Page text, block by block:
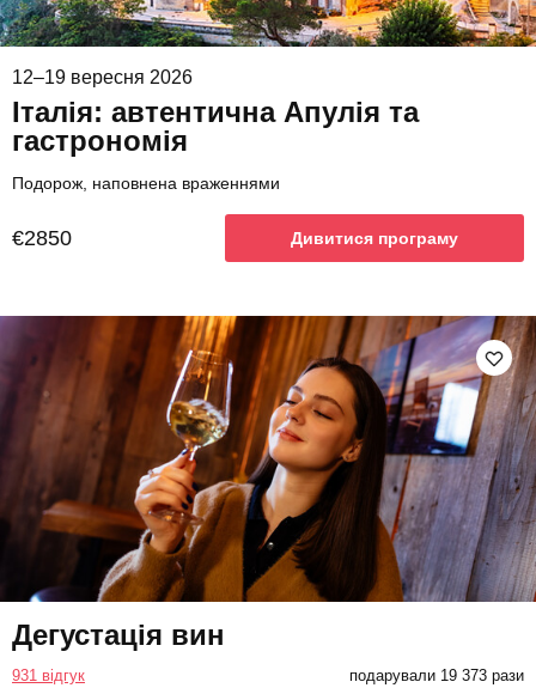
12–19 вересня 2026
Італія: автентична Апулія та
гастрономія
Подорож, наповнена враженнями
€2850 Дивитися програму
Дегустація вин
931 відгук подарували 19 373 рази